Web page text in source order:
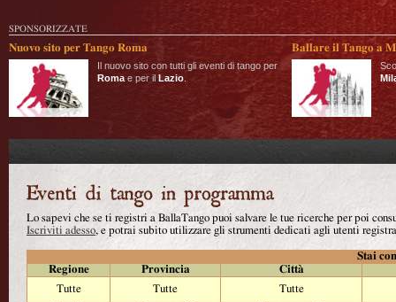
SPONSORIZZATE
Nuovo sito per Tango Roma
Il nuovo sito con tutti gli eventi di tango per
Roma e per il Lazio
Ballare il Tango a
Lo sapevi che se ti registri a BallaTango puoi salvare le tue ricerche per poi
Iscriviti adesso, e potrai subito utilizzare gli strumenti dedicati agli utenti
Stai
Regione
Provincia
Città
Tutte
Tutte
Tutte